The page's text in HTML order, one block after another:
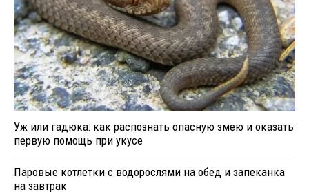
Уж или гадюка: как распознать опасную змею и оказать
первую помощь при укусе
Паровые котлетки с водорослями на обед и запеканка
на завтрак